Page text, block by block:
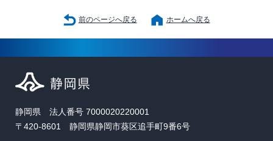
前のページへ戻る ホームへ戻る
静岡県 法人番号 7000020220001
〒420-8601 静岡県静岡市葵区追手町9番6号